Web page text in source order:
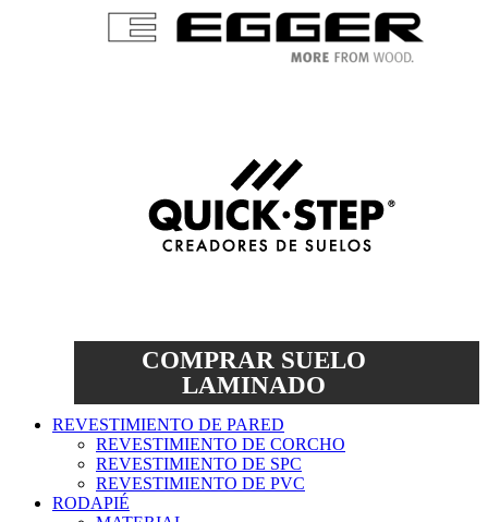
COMPRAR SUELO
LAMINADO
REVESTIMIENTO DE PARED
REVESTIMIENTO DE CORCHO
REVESTIMIENTO DE SPC
REVESTIMIENTO DE PVC
RODAPIÉ